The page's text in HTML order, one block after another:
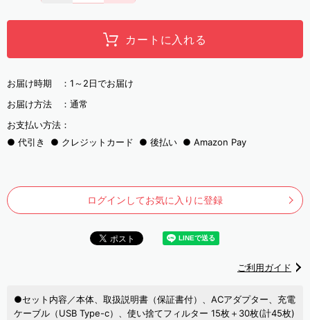
カートに入れる
お届け時期 ： 1～2日でお届け
お届け方法 ： 通常
お支払い方法：
代引き
クレジットカード 後払い Amazon Pay
ログインしてお気に入りに登録
ご利用ガイド
●セット内容／本体、取扱説明書（保証書付）、ACアダプター、充電
ケーブル（USB Type-c）、使い捨てフィルター 15枚＋30枚(計45枚)